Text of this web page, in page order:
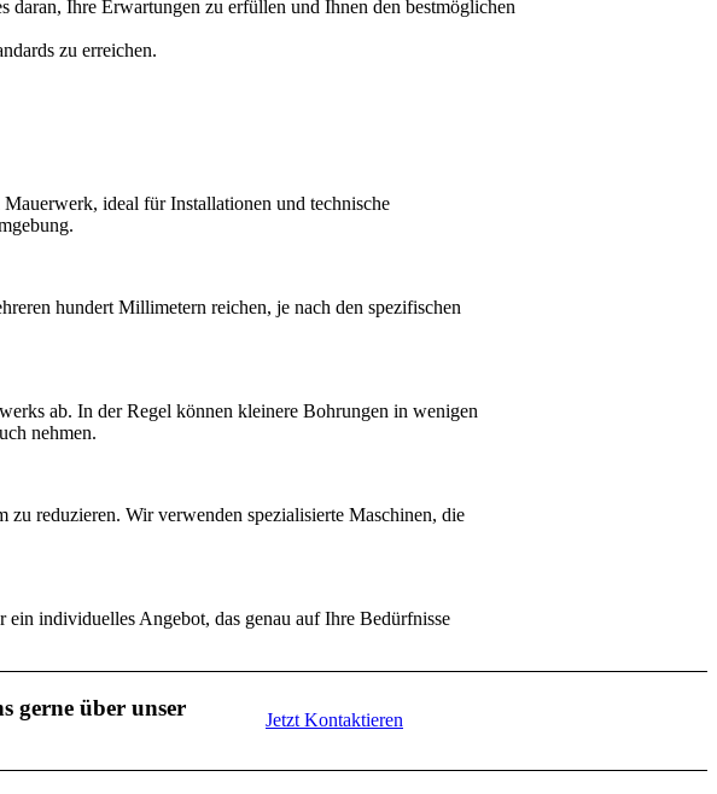
daran, Ihre Erwartungen zu erfüllen und Ihnen den bestmöglichen
zu erreichen.
ideal für Installationen und technische
hundert Millimetern reichen, je nach den spezifischen
ab. In der Regel können kleinere Bohrungen in wenigen
nehmen.
reduzieren. Wir verwenden spezialisierte Maschinen, die
individuelles Angebot, das genau auf Ihre Bedürfnisse
gerne über unser
Jetzt Kontaktieren